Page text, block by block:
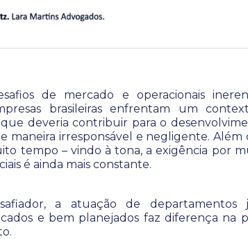
de mercado e operacionais
brasileiras enfrentam um
deveria contribuir para o
maneira irresponsável e negligente. Além
tempo – vindo à tona, a exigência por
é ainda mais constante.
a atuação de departamentos
e bem planejados faz diferença na